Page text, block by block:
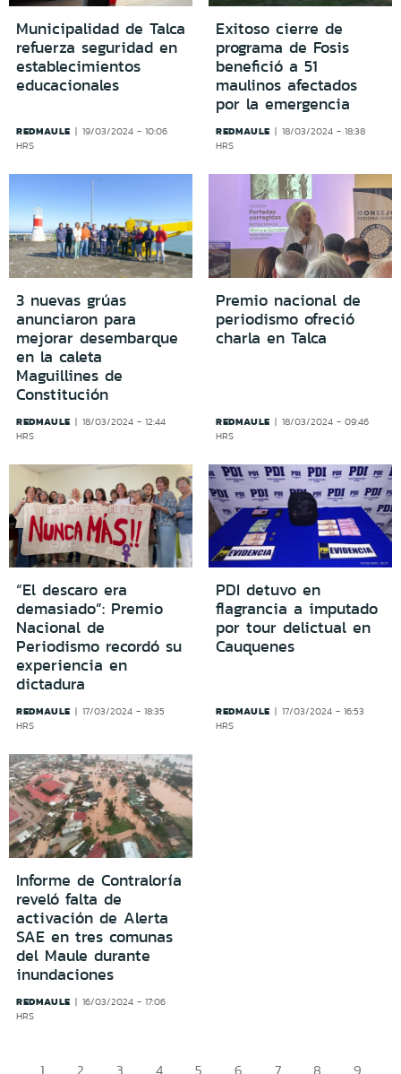
Municipalidad de Talca
refuerza seguridad en
establecimientos
educacionales
REDMAULE
19/03/2024 - 10:06
HRS
Exitoso cierre de
programa de Fosis
benefició a 51
maulinos afectados
por la emergencia
REDMAULE
18/03/2024 - 18:38
HRS
3 nuevas grúas
anunciaron para
mejorar desembarque
en la caleta
Maguillines de
Constitución
REDMAULE
18/03/2024 - 12:44
HRS
Premio nacional de
periodismo ofreció
charla en Talca
REDMAULE
18/03/2024 - 09:46
HRS
“El descaro era
demasiado”: Premio
Nacional de
Periodismo recordó su
experiencia en
dictadura
REDMAULE
17/03/2024 - 18:35
HRS
PDI detuvo en
flagrancia a imputado
por tour delictual en
Cauquenes
REDMAULE
17/03/2024 - 16:53
HRS
Informe de Contraloría
reveló falta de
activación de Alerta
SAE en tres comunas
del Maule durante
inundaciones
REDMAULE
16/03/2024 - 17:06
HRS
1 2 3 4 5 6 7 8 9